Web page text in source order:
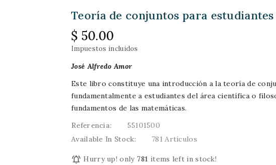
Teoría de conjuntos para
$ 50.00
Impuestos incluidos
José Alfredo Amor
Este libro constituye una introducción a la teoría de
fundamentalmente a estudiantes del área científica o
fundamentos de las matemáticas.
Referencia:
55101500
Available In Stock:
781 Artículos
 Hurry up! only781 items left in stock!